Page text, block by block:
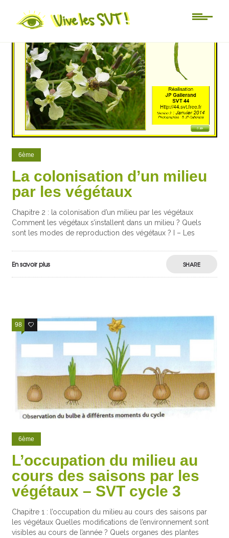
6ème
La colonisation d’un milieu
par les végétaux
Chapitre 2 : la colonisation d’un milieu par les végétaux
Comment les végétaux s’installent dans un milieu ? Quels
sont les modes de reproduction des végétaux ? I – Les
En savoir plus SHARE
98 8
6ème
L’occupation du milieu au
cours des saisons par les
végétaux – SVT cycle 3
Chapitre 1 : l’occupation du milieu au cours des saisons par
les végétaux Quelles modifications de l’environnement sont
visibles au cours de l’année ? Quels organes des plantes